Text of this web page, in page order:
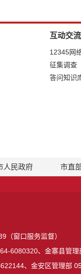
互动交流
12345网
征集调查
答问知识
人民政府 市直
（窗口服务监督）
6080320、金寨县管理
、金安区管理部